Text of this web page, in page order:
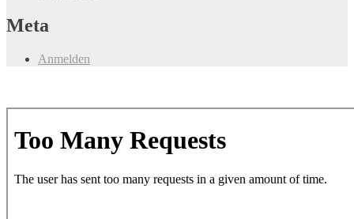
Meta
Anmelden